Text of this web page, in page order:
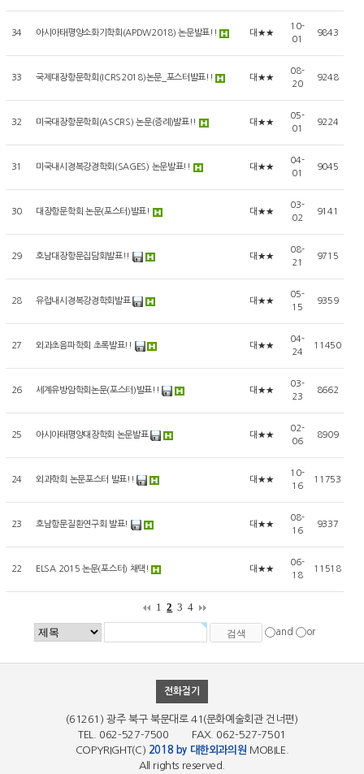
34 아시아태평양소화기학회(APDW2018) 논문발표!! 대★★
10-
01
9843
33 국제대장항문학회(ICRS2018)논문_포스터발표!! 대★★
08-
20
9248
32 미국대장항문학회(ASCRS) 논문(증례)발표!! 대★★
05-
01
9224
31 미국내시경복강경학회(SAGES) 논문발표!! 대★★
04-
01
9045
30 대장항문학회 논문(포스터)발표! 대★★
03-
02
9141
29 호남대장항문집담회발표!! 대★★
08-
21
9715
28 유럽내시경복강경학회발표 대★★
05-
15
9359
27 외과초음파학회 초록발표!! 대★★
04-
24
11450
26 세계유방암학회논문(포스터)발표!! 대★★
03-
23
8662
25 아시아태평양대장학회 논문발표 대★★
02-
06
8909
24 외과학회 논문포스터 발표!! 대★★
10-
16
11753
23 호남항문질환연구회 발표! 대★★
08-
16
9337
22 ELSA 2015 논문(포스터) 채택! 대★★
06-
18
11518
1 2 3 4
and or
전화걸기
(61261) 광주 북구 북문대로 41(문화예술회관 건너편)
TEL. 062-527-7500 FAX. 062-527-7501
COPYRIGHT(C) 2018 by 대한외과의원 MOBILE.
All rights reserved.